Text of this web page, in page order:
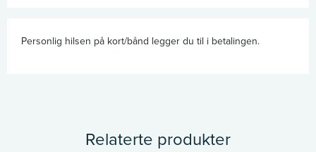
Personlig hilsen på kort/bånd legger du til i betalingen.
Relaterte produkter